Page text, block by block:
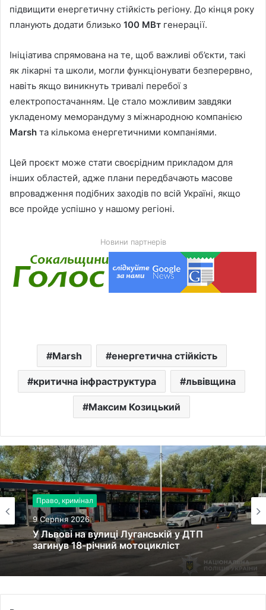
підвищити енергетичну стійкість регіону. До кінця року
планують додати близько 100 МВт генерації.
Ініціатива спрямована на те, щоб важливі об’єкти, такі
як лікарні та школи, могли функціонувати безперервно,
навіть якщо виникнуть тривалі перебої з
електропостачанням. Це стало можливим завдяки
укладеному меморандуму з міжнародною компанією
Marsh та кількома енергетичними компаніями.
Цей проєкт може стати своєрідним прикладом для
інших областей, адже плани передбачають масове
впровадження подібних заходів по всій Україні, якщо
все пройде успішно у нашому регіоні.
Новини партнерів
Marsh енергетична стійкість
критична інфраструктура львівщина
Максим Козицький
Право, кримінал
9 Серпня 2026
У Львові на вулиці Луганській у ДТП
загинув 18-річний мотоцикліст